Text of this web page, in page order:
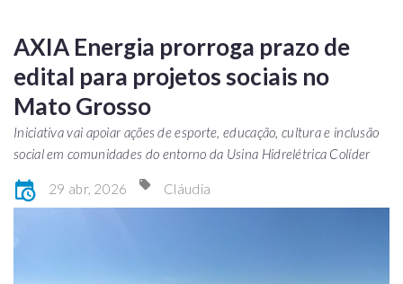
AXIA Energia prorroga prazo de
edital para projetos sociais no
Mato Grosso
Iniciativa vai apoiar ações de esporte, educação, cultura e inclusão
social em comunidades do entorno da Usina Hidrelétrica Colíder
29 abr, 2026 Cláudia